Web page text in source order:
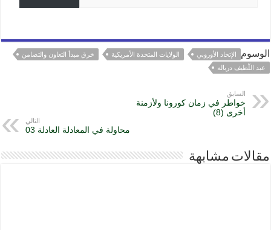
الوسوم الإتحاد الأوروبي الولايات المتحدة الأمريكية
خرق مبدأ التعاون والتضامن
عبد اللّطيف درباله
السابق
خواطر في زمان كورونا ولأزمنة
أخرى (8)
التالي
محاولة في المعادلة العادلة 03
مقالات مشابهة